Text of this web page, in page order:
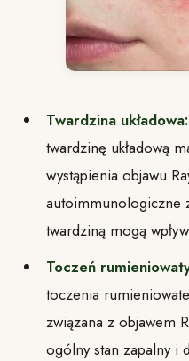
Twardzina układowa:
twardzinę układową
wystąpienia objawu
autoimmunologiczne
twardziną mogą
Toczeń
toczenia
związana z objawem
ogólny stan zapalny i